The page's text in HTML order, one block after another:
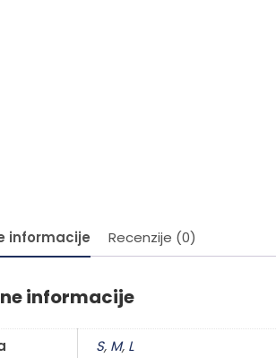
informacije Recenzije (0)
informacije
S, M, L